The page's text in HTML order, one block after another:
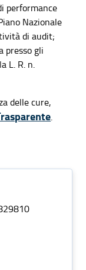
performance
Nazionale
di audit;
presso gli
L. R. n.
delle cure,
.